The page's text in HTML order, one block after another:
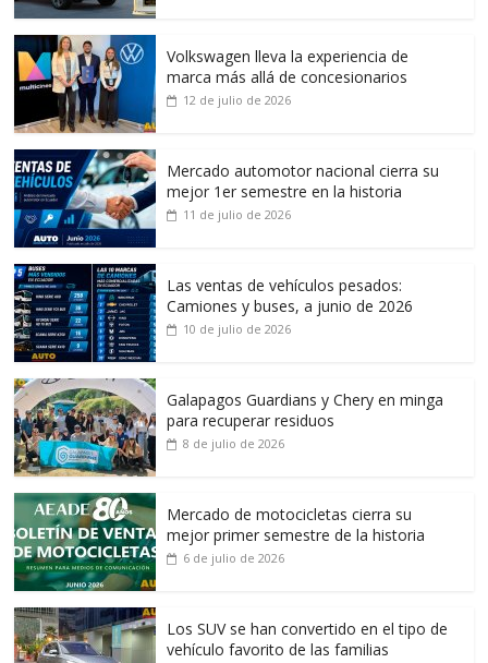
Volkswagen lleva la experiencia de
marca más allá de concesionarios
12 de julio de 2026
Mercado automotor nacional cierra su
mejor 1er semestre en la historia
11 de julio de 2026
Las ventas de vehículos pesados:
Camiones y buses, a junio de 2026
10 de julio de 2026
Galapagos Guardians y Chery en minga
para recuperar residuos
8 de julio de 2026
Mercado de motocicletas cierra su
mejor primer semestre de la historia
6 de julio de 2026
Los SUV se han convertido en el tipo de
vehículo favorito de las familias